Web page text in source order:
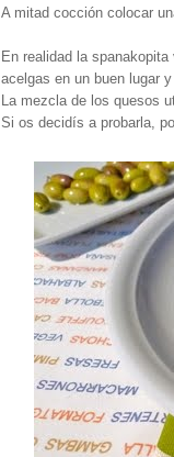
A mitad cocción colocar
En realidad la
acelgas en un buen lugar
La mezcla de los quesos
Si os decidís a probarla,